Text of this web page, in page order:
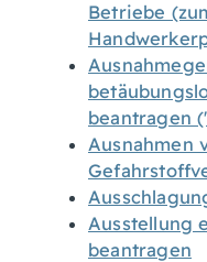
Betriebe
beantragen
Ausnahmen
Ausstellung
beantragen